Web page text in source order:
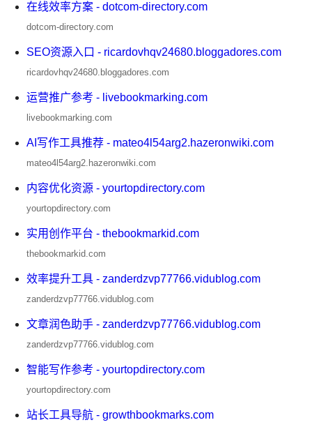
在线效率方案 - dotcom-directory.com
dotcom-directory.com
SEO资源入口 - ricardovhqv24680.bloggadores.com
ricardovhqv24680.bloggadores.com
运营推广参考 - livebookmarking.com
livebookmarking.com
AI写作工具推荐 - mateo4l54arg2.hazeronwiki.com
mateo4l54arg2.hazeronwiki.com
内容优化资源 - yourtopdirectory.com
yourtopdirectory.com
实用创作平台 - thebookmarkid.com
thebookmarkid.com
效率提升工具 - zanderdzvp77766.vidublog.com
zanderdzvp77766.vidublog.com
文章润色助手 - zanderdzvp77766.vidublog.com
zanderdzvp77766.vidublog.com
智能写作参考 - yourtopdirectory.com
yourtopdirectory.com
站长工具导航 - growthbookmarks.com